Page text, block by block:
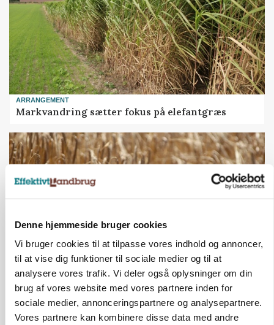
Denne hjemmeside bruger cookies
Vi bruger cookies til at tilpasse vores indhold og annoncer,
til at vise dig funktioner til sociale medier og til at
analysere vores trafik. Vi deler også oplysninger om din
brug af vores website med vores partnere inden for
sociale medier, annonceringspartnere og analysepartnere.
Vores partnere kan kombinere disse data med andre
ARRANGEMENT
Markvandring sætter fokus på elefantgræs
KWS Rallys topper årets sortsforsøg i vinterbyg